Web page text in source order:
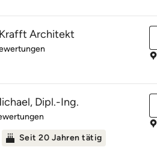
Architekt
5 von 5 Sternen
Dipl.-Ing.
4.6 von 5 Sternen
Seit 20 Jahren tätig